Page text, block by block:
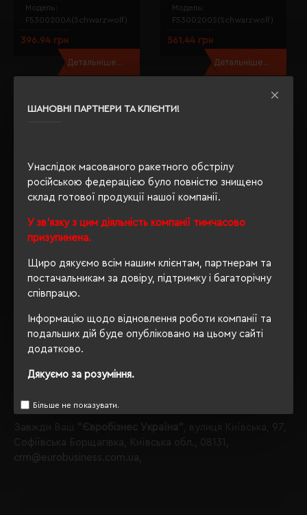
ШАНОВНІ ПАРТНЕРИ ТА КЛІЄНТИ!
Унаслідок масованого ракетного обстрілу
російською федерацією було повністю знищено
склад готової продукції нашої компанії.
У зв'язку з цим діяльність компанії тимчасово
призупинена.
Щиро дякуємо всім нашим клієнтам, партнерам та
постачальникам за довіру, підтримку і багаторічну
співпрацю.
Інформацію щодо відновлення роботи компанії та
подальших дій буде опубліковано на цьому сайті
додатково.
Дякуємо за розуміння.
Більше не показувати.
Де купити Халати і рушники Schwarzwolf; оптом?
На даний момент у нас є, що Вам запропонувати в
категорії Халати і рушники.
Халати і рушники
виробника Schwarzwolf;
Звертаємо Вашу увагу, що з таким набором параметрів,
кількість даного товарузалишилося 7.
Також Ви можете зателефонувати нам по телефону
+380444928603 , і наші менеджери із задоволенням
проконсультують і підберуть для Вас оптимальний
варіант.
Обираючи продукцію в нашому інтернет-магазині, Ви
ми завжди будемо раді бачити Вас знову.
Завжди Ваш
, вулиця Київська, 97,
Софіївська Борщагівка, Київська обл., 08131,
crm@eurobusiness.com.ua,
Модель:
F5300200A(Schwarzwolf)
396.94 грн
Детальніше...
Модель:
F5300200S(Schwarzwolf)
561.44 грн
Детальніше...